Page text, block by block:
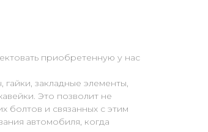
приобретенную у нас
закладные элементы,
Это позволит не
болтов и связанных с этим
автомобиля, когда